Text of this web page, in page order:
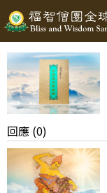
回應 (0)